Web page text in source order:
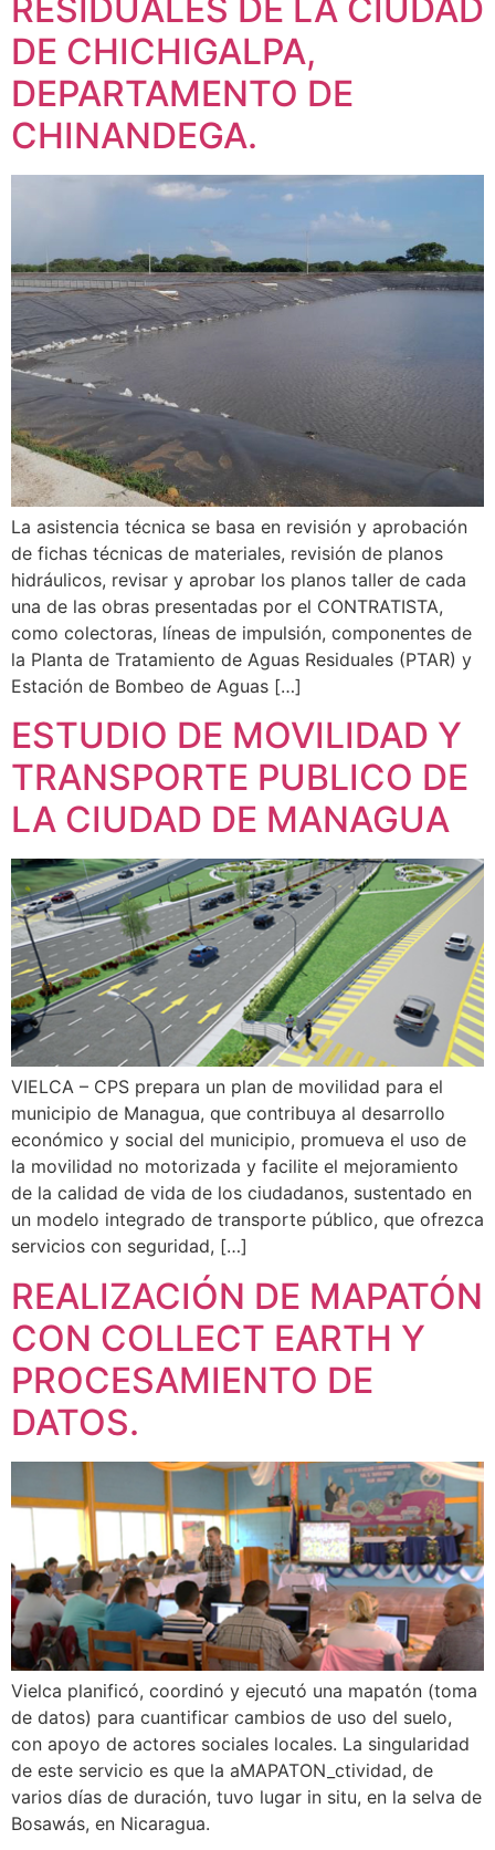
RESIDUALES DE LA CIUDAD
DE CHICHIGALPA,
DEPARTAMENTO DE
CHINANDEGA.
La asistencia técnica se basa en revisión y aprobación
de fichas técnicas de materiales, revisión de planos
hidráulicos, revisar y aprobar los planos taller de cada
una de las obras presentadas por el CONTRATISTA,
como colectoras, líneas de impulsión, componentes de
la Planta de Tratamiento de Aguas Residuales (PTAR) y
Estación de Bombeo de Aguas […]
ESTUDIO DE MOVILIDAD Y
TRANSPORTE PUBLICO DE
LA CIUDAD DE MANAGUA
VIELCA – CPS prepara un plan de movilidad para el
municipio de Managua, que contribuya al desarrollo
económico y social del municipio, promueva el uso de
la movilidad no motorizada y facilite el mejoramiento
de la calidad de vida de los ciudadanos, sustentado en
un modelo integrado de transporte público, que ofrezca
servicios con seguridad, […]
REALIZACIÓN DE MAPATÓN
CON COLLECT EARTH Y
PROCESAMIENTO DE
DATOS.
Vielca planificó, coordinó y ejecutó una mapatón (toma
de datos) para cuantificar cambios de uso del suelo,
con apoyo de actores sociales locales. La singularidad
de este servicio es que la aMAPATON_ctividad, de
varios días de duración, tuvo lugar in situ, en la selva de
Bosawás, en Nicaragua.